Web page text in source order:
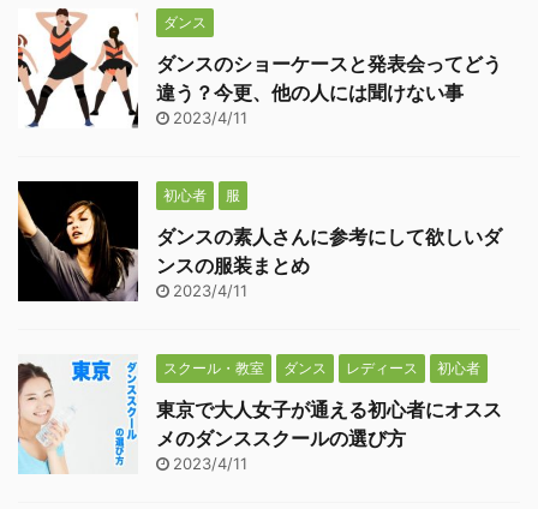
ダンス
ダンスのショーケースと発表会ってどう
違う？今更、他の人には聞けない事
2023/4/11
初心者 服
ダンスの素人さんに参考にして欲しいダ
ンスの服装まとめ
2023/4/11
スクール・教室 ダンス レディース 初心者
東京で大人女子が通える初心者にオスス
メのダンススクールの選び方
2023/4/11